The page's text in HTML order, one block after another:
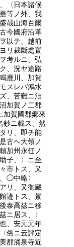
〈日本諸候
等ノ外、我
哉山海百爾
今國府沿革
以テ、越前
リ裁斷處置
考ルニ、弘
、況ヤ途路
鹿川、加賀
スレバ鴻水
、苦難ニ洎
加賀ノ二郡
二加賀國郡郷來
鈔ニ載ス、然
リ、即チ能
古ヘ大領ノ
加州永任ノ
子、〉ニ至
市トス、又
◯中略〉
リ、又御藏
迹トス、景
泰高茲ニ移
ニ居ス、〉
、安元元年
俗ニ云評定
郡涌泉寺近